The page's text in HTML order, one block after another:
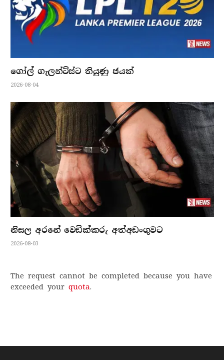
ගෝල් ගැලන්ට්ස්ට තියුණු ජයක්
2026-08-04
නිසල අරනේ වෙඩික්කරු අත්අඩංගුවට
2026-08-03
The request cannot be completed because you have
exceeded your quota.